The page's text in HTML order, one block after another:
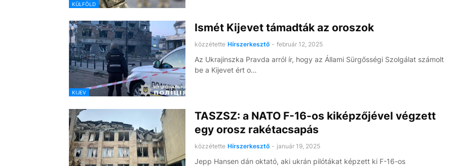
KÜLFÖLD
KIJEV
Ismét Kijevet támadták az oroszok
közzétette Hírszerkesztő - február 12, 2025
Az Ukrajinszka Pravda arról ír, hogy az Állami Sürgősségi Szolgálat számolt
be a Kijevet ért o…
TASZSZ: a NATO F-16-os kiképzőjével végzett
egy orosz rakétacsapás
közzétette Hírszerkesztő - január 19, 2025
Jepp Hansen dán oktató, aki ukrán pilótákat képzett ki F-16-os